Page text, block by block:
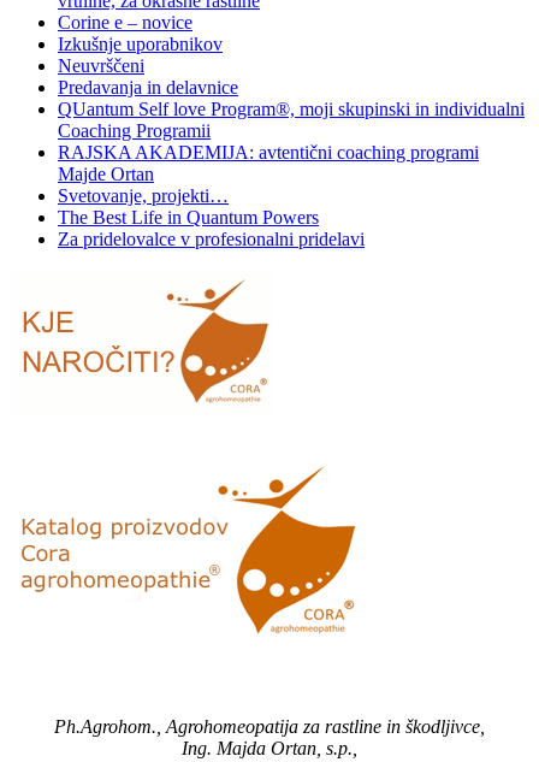
Corine e – novice
Izkušnje uporabnikov
Neuvrščeni
Predavanja in delavnice
QUantum Self love Program®, moji skupinski in individualni
Coaching Programii
RAJSKA AKADEMIJA: avtentični coaching programi
Majde Ortan
Svetovanje, projekti…
The Best Life in Quantum Powers
Za pridelovalce v profesionalni pridelavi
Ph.Agrohom., Agrohomeopatija za rastline in škodljivce,
Ing. Majda Ortan, s.p.,